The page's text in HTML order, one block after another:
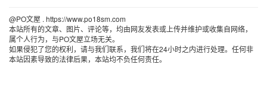
@PO文屋 . https://www.po18sm.com
本站所有的文章、图片、评论等，均由网友发表或上传并维护或收集自网络，
属个人行为，与PO文屋立场无关。
如果侵犯了您的权利，请与我们联系，我们将在24小时之内进行处理。任何非
本站因素导致的法律后果，本站均不负任何责任。